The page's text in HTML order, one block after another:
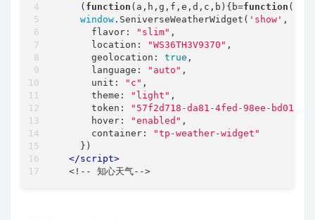
    (
function ( a,h,g,f,e,d,c,b ) {b=function (
window .SeniverseWeatherWidget( 'show' , {
flavor : "slim" ,
location : "WS36TH3V9370" ,
geolocation : true ,
language : "auto" ,
unit : "c" ,
theme : "light" ,
token :
"57f2d718-da81-4fed-98ee-
hover : "enabled" ,
container :
"tp-weather-widget"
    })
</script>